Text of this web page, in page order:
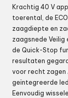
Krachtig 40 V
toerental, de
zaagdiepte en
zaagsnede
de Quick-Stop
resultaten
voor recht zagen
geïntegreerde
Eenvoudig